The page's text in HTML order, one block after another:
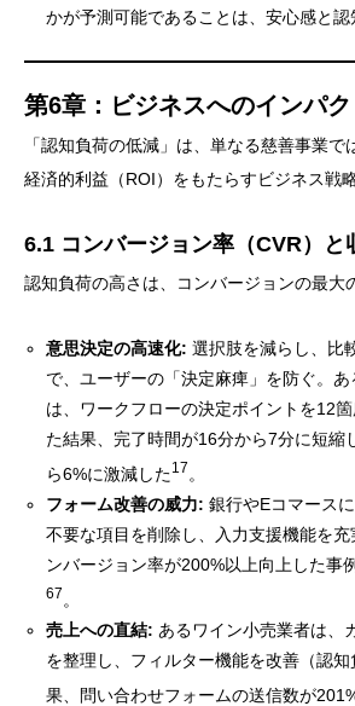
かが予測可能であることは、安心感と
第6章：ビジネスへのインパ
「認知負荷の低減」は、単なる慈善事業で
経済的利益（ROI）をもたらすビジネス戦略
6.1 コンバージョン率（CVR）と
認知負荷の高さは、コンバージョンの最大
意思決定の高速化: 選択肢を減らし、比
で、ユーザーの「決定麻痺」を防ぐ。
は、ワークフローの決定ポイントを12
た結果、完了時間が16分から7分に短縮
ら6%に激減した17 。
フォーム改善の威力: 銀行やEコマース
不要な項目を削除し、入力支援機能を
ンバージョン率が200%以上向上した事
67 。
売上への直結: あるワイン小売業者は、
を整理し、フィルター機能を改善（認
果、問い合わせフォームの送信数が